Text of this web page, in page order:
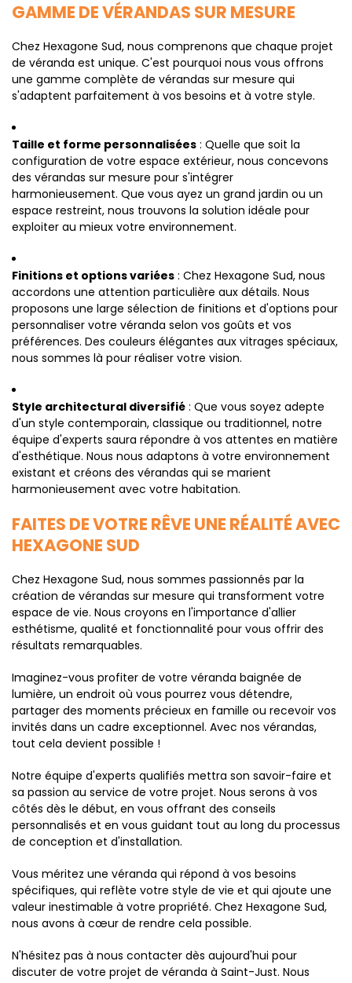
GAMME DE VÉRANDAS SUR MESURE
Chez Hexagone Sud, nous comprenons que chaque projet
de véranda est unique. C'est pourquoi nous vous offrons
une gamme complète de vérandas sur mesure qui
s'adaptent parfaitement à vos besoins et à votre style.
Taille et forme personnalisées : Quelle que soit la
configuration de votre espace extérieur, nous concevons
des vérandas sur mesure pour s'intégrer
harmonieusement. Que vous ayez un grand jardin ou un
espace restreint, nous trouvons la solution idéale pour
exploiter au mieux votre environnement.
Finitions et options variées : Chez Hexagone Sud, nous
accordons une attention particulière aux détails. Nous
proposons une large sélection de finitions et d'options pour
personnaliser votre véranda selon vos goûts et vos
préférences. Des couleurs élégantes aux vitrages spéciaux,
nous sommes là pour réaliser votre vision.
Style architectural diversifié : Que vous soyez adepte
d'un style contemporain, classique ou traditionnel, notre
équipe d'experts saura répondre à vos attentes en matière
d'esthétique. Nous nous adaptons à votre environnement
existant et créons des vérandas qui se marient
harmonieusement avec votre habitation.
FAITES DE VOTRE RÊVE UNE RÉALITÉ AVEC
HEXAGONE SUD
Chez Hexagone Sud, nous sommes passionnés par la
création de vérandas sur mesure qui transforment votre
espace de vie. Nous croyons en l'importance d'allier
esthétisme, qualité et fonctionnalité pour vous offrir des
résultats remarquables.
Imaginez-vous profiter de votre véranda baignée de
lumière, un endroit où vous pourrez vous détendre,
partager des moments précieux en famille ou recevoir vos
invités dans un cadre exceptionnel. Avec nos vérandas,
tout cela devient possible !
Notre équipe d'experts qualifiés mettra son savoir-faire et
sa passion au service de votre projet. Nous serons à vos
côtés dès le début, en vous offrant des conseils
personnalisés et en vous guidant tout au long du processus
de conception et d'installation.
Vous méritez une véranda qui répond à vos besoins
spécifiques, qui reflète votre style de vie et qui ajoute une
valeur inestimable à votre propriété. Chez Hexagone Sud,
nous avons à cœur de rendre cela possible.
N'hésitez pas à nous contacter dès aujourd'hui pour
discuter de votre projet de véranda à Saint-Just. Nous